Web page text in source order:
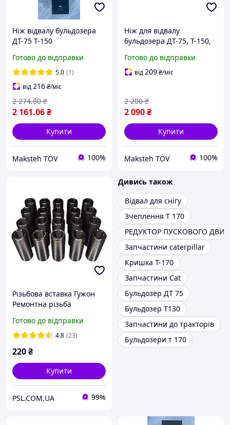
Ніж відвалу бульдозера
ДТ-75 Т-150
840×150×14 з однорядним
кріпленням болтів
Готово до відправки
5.0 (1)
від216₴/міс
2 161.06₴
2 274.80 ₴
Купити
Maksteh TOV 100%
Ніж для відвалу
бульдозера ДТ-75, Т-150,
ДЗ-425.01.02.03, розмір
840×150×14, болт+гайка
Готово до відправки
від209₴/міс
2 090₴
2 200 ₴
Купити
Maksteh TOV 100%
Різьбова вставка Гужон
Ремонтна різьба
Готово до відправки
4.8 (23)
220₴
Купити
PSL.COM.UA 99%
Дивись також
Відвал для снігу
Зчеплення Т 170
РЕДУКТОР ПУСКОВОГО
Запчастини caterpillar
Кришка Т-170
Запчастини Cat
Бульдозер ДТ 75
Бульдозер Т130
Запчастини до тракторів
Бульдозери т 170